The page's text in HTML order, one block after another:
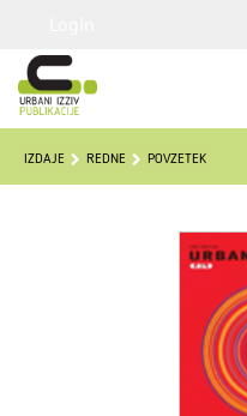
IZDAJE REDNE POVZETEK